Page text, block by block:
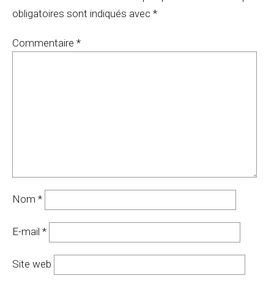
obligatoires sont indiqués avec *
Commentaire *
Nom *
E-mail *
Site web